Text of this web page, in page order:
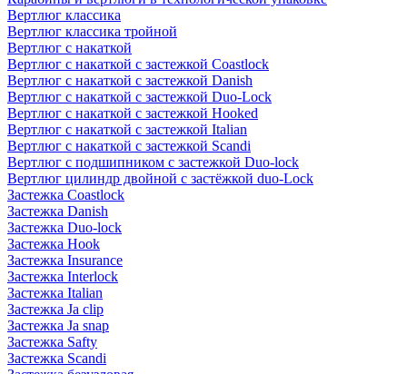
Вертлюг классика
Вертлюг классика тройной
Вертлюг с накаткой
Вертлюг с накаткой с застежкой Coastlock
Вертлюг с накаткой с застежкой Danish
Вертлюг с накаткой с застежкой Duo-Lock
Вертлюг с накаткой с застежкой Hooked
Вертлюг с накаткой с застежкой Italian
Вертлюг с накаткой с застежкой Scandi
Вертлюг с подшипником с застежкой Duo-lock
Вертлюг цилиндр двойной с застёжкой duo-Lock
Застежка Coastlock
Застежка Danish
Застежка Duo-lock
Застежка Hook
Застежка Insurance
Застежка Interlock
Застежка Italian
Застежка Ja clip
Застежка Ja snap
Застежка Safty
Застежка Scandi